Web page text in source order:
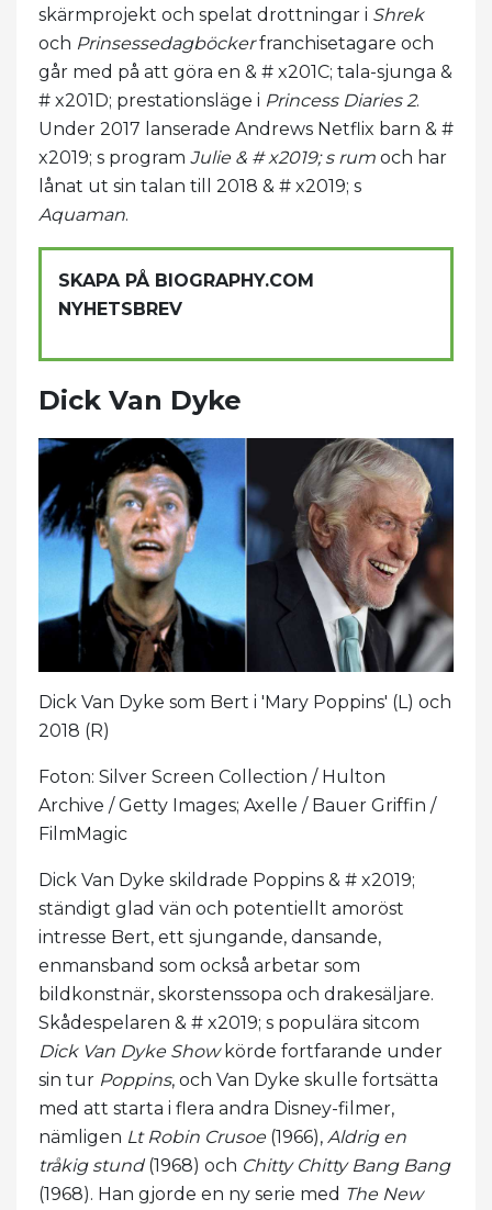
skärmprojekt och spelat drottningar i Shrek
och Prinsessedagböckerfranchisetagare och
går med på att göra en & # x201C; tala-sjunga &
# x201D; prestationsläge i Princess Diaries 2.
Under 2017 lanserade Andrews Netflix barn & #
x2019; s program Julie & # x2019; s rum och har
lånat ut sin talan till 2018 & # x2019; s
Aquaman.
SKAPA PÅ BIOGRAPHY.COM
NYHETSBREV
Dick Van Dyke
Dick Van Dyke som Bert i 'Mary Poppins' (L) och
2018 (R)
Foton: Silver Screen Collection / Hulton
Archive / Getty Images; Axelle / Bauer Griffin /
FilmMagic
Dick Van Dyke skildrade Poppins & # x2019;
ständigt glad vän och potentiellt amoröst
intresse Bert, ett sjungande, dansande,
enmansband som också arbetar som
bildkonstnär, skorstenssopa och drakesäljare.
Skådespelaren & # x2019; s populära sitcom
Dick Van Dyke Showkörde fortfarande under
sin tur Poppins, och Van Dyke skulle fortsätta
med att starta i flera andra Disney-filmer,
nämligen Lt Robin Crusoe (1966), Aldrig en
tråkig stund(1968) och Chitty Chitty Bang Bang
(1968). Han gjorde en ny serie med The New